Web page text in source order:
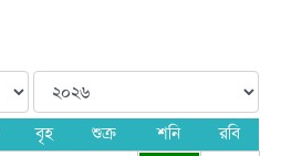
বৃহ শুক্র শনি
রবি